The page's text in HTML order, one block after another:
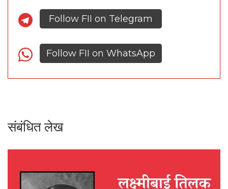
Follow FII on Telegram
Follow FII on WhatsApp
संबंधित लेख